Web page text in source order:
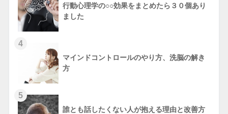
行動心理学の○○効果をまとめたら３０個あり
ました
4
マインドコントロールのやり方、洗脳の解き
方
5
誰とも話したくない人が抱える理由と改善方